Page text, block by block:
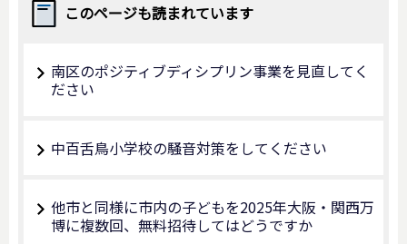
このページも読まれています
南区のポジティブディシプリン事業を見直してく
ださい
中百舌鳥小学校の騒音対策をしてください
他市と同様に市内の子どもを2025年大阪・関西万
博に複数回、無料招待してはどうですか